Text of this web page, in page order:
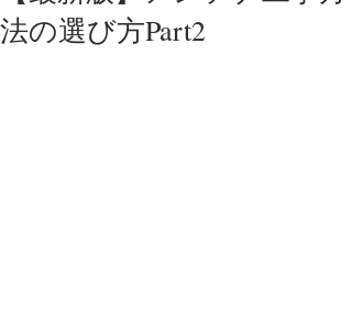
法の選び方Part2